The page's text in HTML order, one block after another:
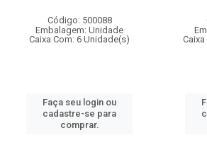
Código: 500088
Embalagem: Unidade
Caixa Com: 6 Unidade(s)
Faça seu login ou
cadastre-se para
comprar.